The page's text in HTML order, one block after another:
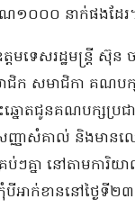
ណ១០០០ នាក់ផងដែរ
តមទេសរដ្ឋមន្ត្រី ស៊ុន
ជិក សមាជិកា គណបក្
ោតជូនគណបក្សប្រជ
សញ្ញាសំគាល់ និងមាន
ប់ៗគ្នា នៅតាមការិ
អាក់ខាននៅថ្ងៃទី២៣